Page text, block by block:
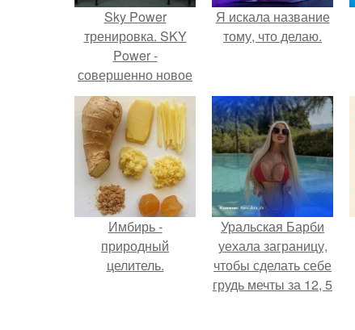
Sky Power
тренировка. SKY
Power -
совершенно новое
и эффективное
направление в
фитнесе.
Я искала название
тому, что делаю.
Имбирь -
природный
целитель.
Уральская Барби
уехала заграницу,
чтобы сделать себе
грудь мечты за 12, 5